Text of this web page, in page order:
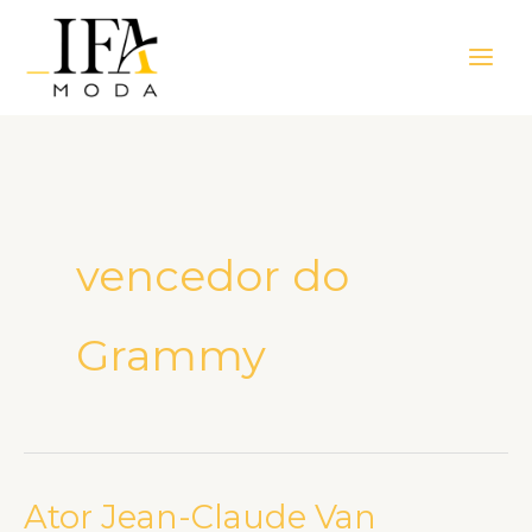
Menu
vencedor do
Grammy
Ator Jean-Claude Van
Ator